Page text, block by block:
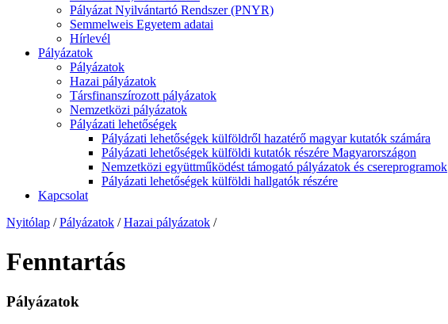
Pályázat Nyilvántartó Rendszer (PNYR)
Semmelweis Egyetem adatai
Hírlevél
Pályázatok
Pályázatok
Hazai pályázatok
Társfinanszírozott pályázatok
Nemzetközi pályázatok
Pályázati lehetőségek
Pályázati lehetőségek külföldről hazatérő magyar kutatók számára
Pályázati lehetőségek külföldi kutatók részére Magyarországon
Nemzetközi együttműködést támogató pályázatok és csereprogramok
Pályázati lehetőségek külföldi hallgatók részére
Kapcsolat
Nyitólap / Pályázatok / Hazai pályázatok /
Fenntartás
Pályázatok